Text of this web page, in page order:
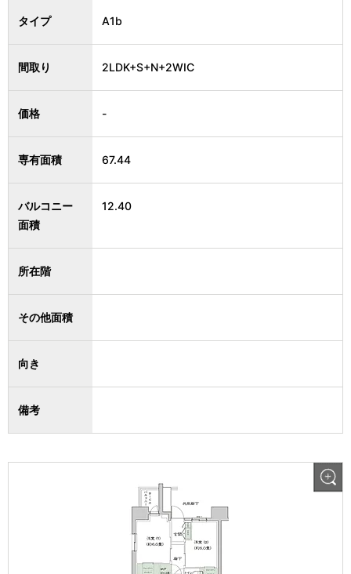
タイプ A1b
間取り 2LDK+S+N+2WIC
価格 -
専有面積 67.44
バルコニー
面積
12.40
所在階
その他面積
向き
備考